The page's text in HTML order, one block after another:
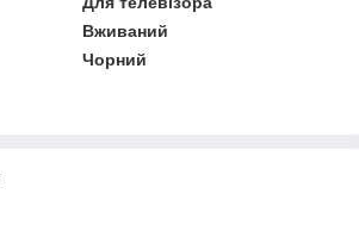
Вживаний
Чорний